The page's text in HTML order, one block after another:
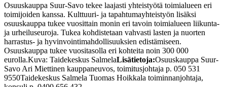
Osuuskauppa Suur-Savo tekee laajasti yhteistyötä toimialueen eri
toimijoiden kanssa. Kulttuuri- ja tapahtumayhteistyön lisäksi
osuuskauppa tukee vuosittain monin eri tavoin toimialueen liikunta-
ja urheiluseuroja. Tukea kohdistetaan vahvasti lasten ja nuorten
harrastus- ja hyvinvointimahdollisuuksien edistämiseen.
Osuuskauppa tukee vuositasolla eri kohteita noin 300 000
eurolla.Kuva: Taidekeskus SalmelaLisätietoja:Osuuskauppa Suur-
Savo Ari Miettinen kauppaneuvos, toimitusjohtaja p. 050 531
9550Taidekeskus Salmela Tuomas Hoikkala toiminnanjohtaja,